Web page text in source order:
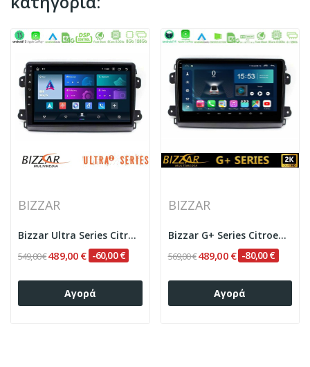
BIZZAR
Bizzar Ultra Series Citroen/Fiat/Opel 8core...
549,00 €489,00 € -60,00 €
Αγορά
BIZZAR
Bizzar G+ Series Citroen/Fiat/Opel 8core...
569,00 €489,00 € -80,00 €
Αγορά